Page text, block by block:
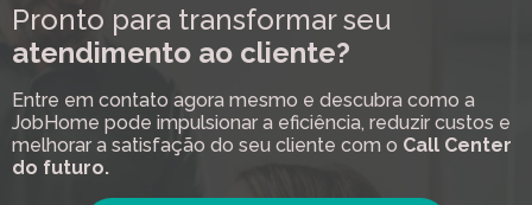
Pronto para transformar seu
atendimento ao cliente?
Entre em contato agora mesmo e descubra como a
JobHome pode impulsionar a eficiência, reduzir custos e
melhorar a satisfação do seu cliente com o Call Center
do futuro.